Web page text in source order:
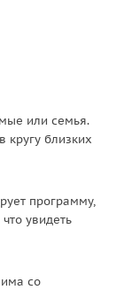
или семья.
кругу близких
программу,
увидеть
со